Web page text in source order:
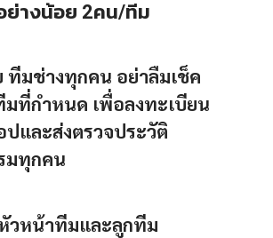
ย่างน้อย 2คน/ทีม
ทีมช่างทุกคน อย่าลืมเช็ค
ที่กำหนด เพื่อลงทะเบียน
และส่งตรวจประวัติ
มทุกคน
วหน้าทีมและลูกทีม